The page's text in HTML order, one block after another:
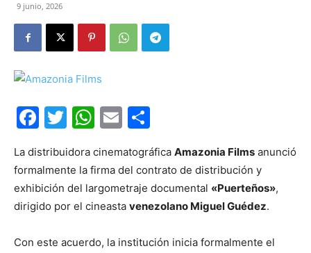
9 junio, 2026
Facebook
Twitter
WhatsApp
Email
La distribuidora cinematográfica Amazonia Films anunció
formalmente la firma del contrato de distribución y
exhibición del largometraje documental «Puerteños»,
dirigido por el cineasta venezolano Miguel Guédez.
Con este acuerdo, la institución inicia formalmente el